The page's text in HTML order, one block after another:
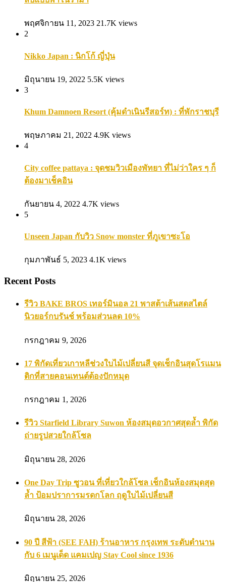
พฤศจิกายน 11, 2023 21.7K views
2
Nikko Japan : นิกโก้ ญี่ปุ่น
มิถุนายน 19, 2022 5.5K views
3
Khum Damnoen Resort (คุ้มดำเนินรีสอร์ท) : ที่พักราชบุรี
พฤษภาคม 21, 2022 4.9K views
4
City coffee pattaya : จุดชมวิวเมืองพัทยา ที่ไม่ว่าใคร ๆ ก็
ต้องมาเช็คอิน
กันยายน 4, 2022 4.7K views
5
Unseen Japan กับวิว Snow monster ที่ภูเขาซะโอ
กุมภาพันธ์ 5, 2023 4.1K views
Recent Posts
รีวิว BAKE BROS เทอร์มินอล 21 พาสต้าเส้นสดสไตล์
นิวยอร์กบรันช์ พร้อมส่วนลด 10%
กรกฎาคม 9, 2026
17 พิกัดเที่ยวเกาหลีช่วงใบไม้เปลี่ยนสี จุดเช็กอินสุดโรแมน
ติกที่สายคอนเทนต์ต้องปักหมุด
กรกฎาคม 1, 2026
รีวิว Starfield Library Suwon ห้องสมุดอวกาศสุดล้ำ พิกัด
ถ่ายรูปสวยใกล้โซล
มิถุนายน 28, 2026
One Day Trip ซูวอน ที่เที่ยวใกล้โซล เช็กอินห้องสมุดสุด
ล้ำ ป้อมปราการมรดกโลก ฤดูใบไม้เปลี่ยนสี
มิถุนายน 28, 2026
90 ปี สีฟ้า (SEE FAH) ร้านอาหาร กรุงเทพ ระดับตำนาน
กับ 6 เมนูเด็ด แคมเปญ Stay Cool since 1936
มิถุนายน 25, 2026